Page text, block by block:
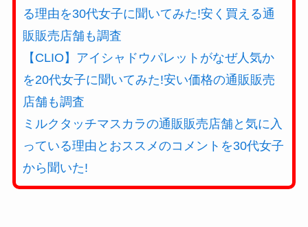
る理由を30代女子に聞いてみた!安く買える通
販販売店舗も調査
【CLIO】アイシャドウパレットがなぜ人気か
を20代女子に聞いてみた!安い価格の通販販売
店舗も調査
ミルクタッチマスカラの通販販売店舗と気に入
っている理由とおススメのコメントを30代女子
から聞いた!